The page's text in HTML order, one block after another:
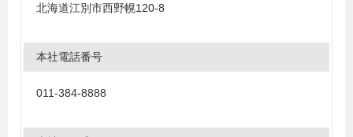
北海道江別市西野幌120-8
本社電話番号
011-384-8888